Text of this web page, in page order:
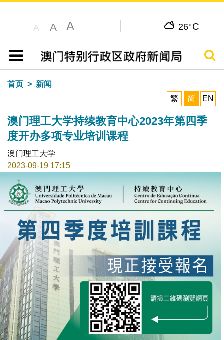
A A A 26°C
目录
搜寻
首页
新闻
繁
简 EN
澳门理工大学持续教育中心2023年第四季
度开办多项专业培训课程
澳门理工大学
2023-09-19 17:15